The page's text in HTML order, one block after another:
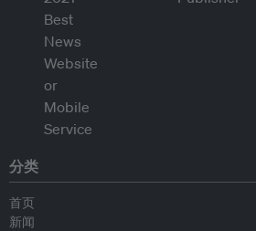
分类
首页
新闻